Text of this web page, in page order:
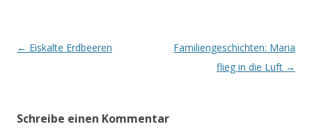
Beitrags-
← Eiskalte Erdbeeren
Familiengeschichten: Maria
flieg in die Luft →
Schreibe einen Kommentar